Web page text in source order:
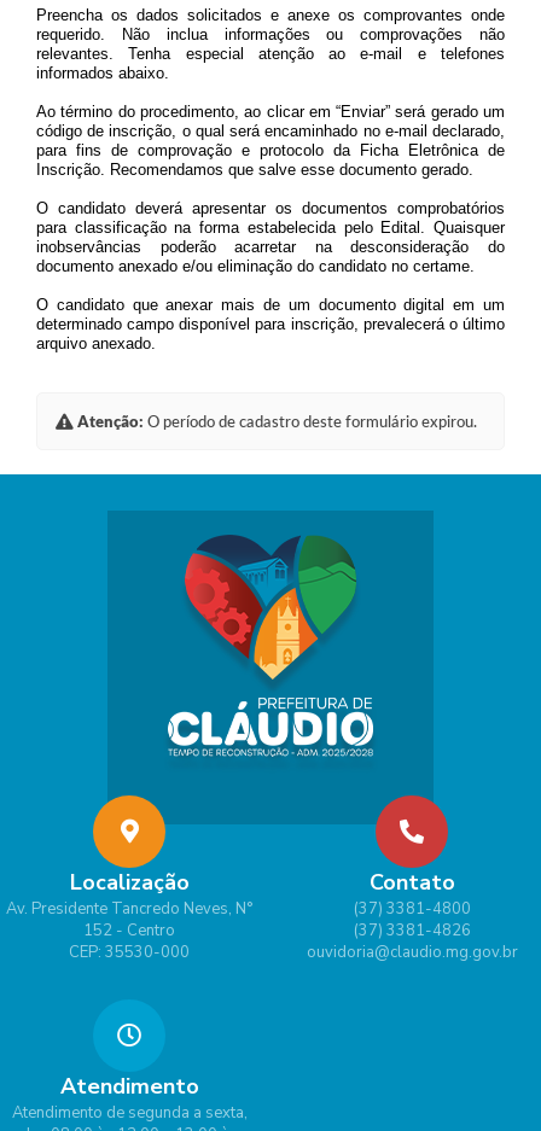
Preencha os dados solicitados e anexe os comprovantes onde
requerido. Não inclua informações ou comprovações não
relevantes. Tenha especial atenção ao e-mail e telefones
informados abaixo.
Ao término do procedimento, ao clicar em “Enviar” será gerado um
código de inscrição, o qual será encaminhado no e-mail declarado,
para fins de comprovação e protocolo da Ficha Eletrônica de
Inscrição. Recomendamos que salve esse documento gerado.
O candidato deverá apresentar os documentos comprobatórios
para classificação na forma estabelecida pelo Edital. Quaisquer
inobservâncias poderão acarretar na desconsideração do
documento anexado e/ou eliminação do candidato no certame.
O candidato que anexar mais de um documento digital em um
determinado campo disponível para inscrição, prevalecerá o último
arquivo anexado.
Atenção: O período de cadastro deste formulário expirou.
Localização
Av. Presidente Tancredo Neves, N°
152 - Centro
CEP: 35530-000
Contato
(37) 3381-4800
(37) 3381-4826
ouvidoria@claudio.mg.gov.br
Atendimento
Atendimento de segunda a sexta,